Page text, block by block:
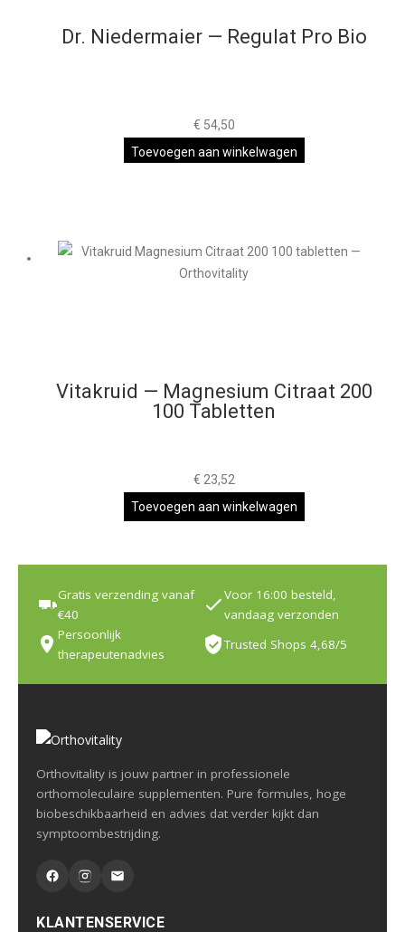
Dr. Niedermaier — Regulat Pro Bio
€ 54,50
Toevoegen aan winkelwagen
Vitakruid — Magnesium Citraat 200
100 Tabletten
€ 23,52
Toevoegen aan winkelwagen
Gratis verzending vanaf
€40
Voor 16:00 besteld,
vandaag verzonden
Persoonlijk
therapeutenadvies
Trusted Shops 4,68/5
Orthovitality is jouw partner in professionele
orthomoleculaire supplementen. Pure formules, hoge
biobeschikbaarheid en advies dat verder kijkt dan
symptoombestrijding.
KLANTENSERVICE